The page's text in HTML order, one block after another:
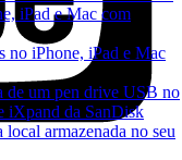
iPad e Mac com
iPhone, iPad e Mac
de um pen drive USB no
iXpand da SanDisk
armazenada no seu